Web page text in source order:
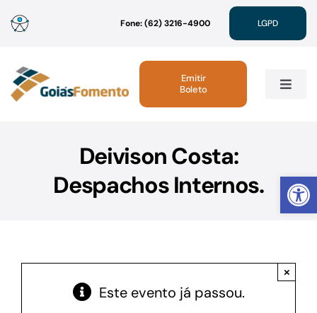
Abrir
para
conteúdo
Fone: (62) 3216-4900 LGPD
Toggle
Linhas de Crédito
Emitir
Boleto
Deivison Costa:
Despachos Internos.
Este evento já passou.
×